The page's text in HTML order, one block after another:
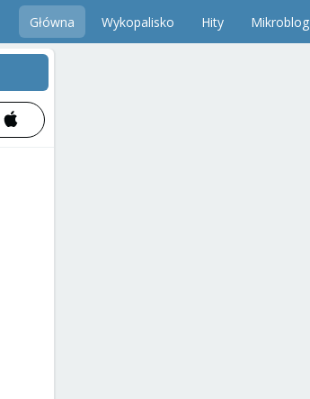
Główna Wykopalisko Hity Mikroblog